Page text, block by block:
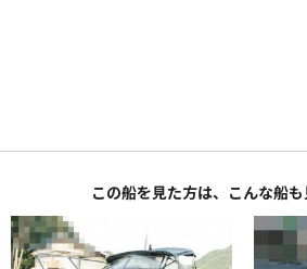
この船を見た方は、こんな船も